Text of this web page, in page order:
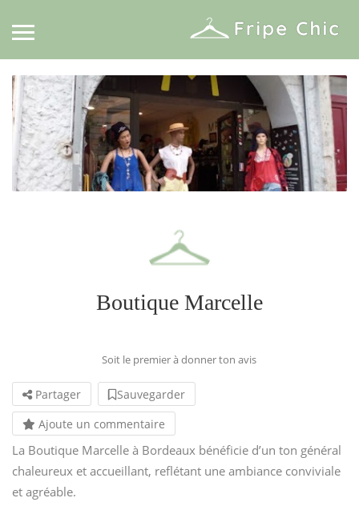
Boutique Marcelle
Soit le premier à donner ton avis
Partager
Sauvegarder
Ajoute un commentaire
La Boutique Marcelle à Bordeaux bénéficie d’un ton général
chaleureux et accueillant, reflétant une ambiance conviviale
et agréable.